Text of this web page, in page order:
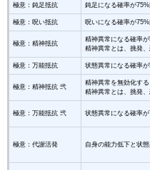
極意：鈍足抵抗 鈍足になる確率が75%
極意：呪い抵抗 呪いになる確率が75%
極意：精神抵抗
精神異常になる確率が
精神異常とは、挑発、
極意：万能抵抗 状態異常になる確率が
極意：精神抵抗 弐
精神異常を無効化する
精神異常とは、挑発、
極意：万能抵抗 弐 状態異常になる確率が
極意：代謝活発 自身の能力低下と状